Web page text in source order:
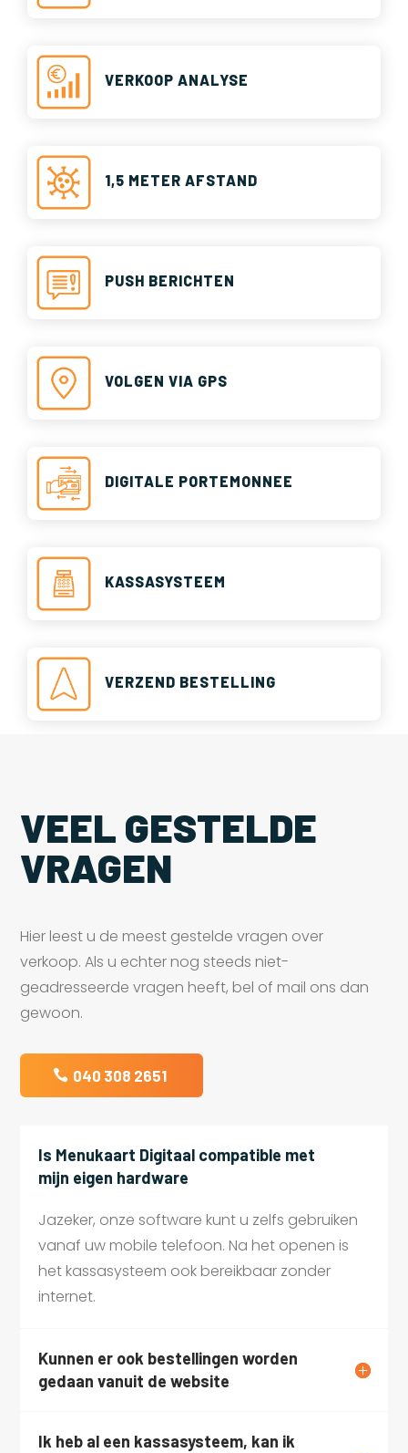
VERKOOP ANALYSE
1,5 METER AFSTAND
PUSH BERICHTEN
VOLGEN VIA GPS
DIGITALE PORTEMONNEE
KASSASYSTEEM
VERZEND BESTELLING
VEEL GESTELDE
VRAGEN
Hier leest u de meest gestelde vragen over
verkoop. Als u echter nog steeds niet-
geadresseerde vragen heeft, bel of mail ons dan
gewoon.
040 308 2651
Is Menukaart Digitaal compatible met
mijn eigen hardware
Jazeker, onze software kunt u zelfs gebruiken
vanaf uw mobile telefoon. Na het openen is
het kassasysteem ook bereikbaar zonder
internet.
Kunnen er ook bestellingen worden
gedaan vanuit de website
Ik heb al een kassasysteem, kan ik